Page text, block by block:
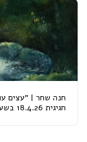
חגיגית 18.4.26 בשעה 12:00